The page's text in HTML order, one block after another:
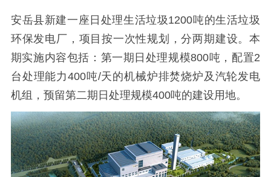
安岳县新建一座日处理生活垃圾1200吨的生活垃圾
环保发电厂，项目按一次性规划，分两期建设。本
期实施内容包括：第一期日处理规模800吨，配置2
台处理能力400吨/天的机械炉排焚烧炉及汽轮发电
机组，预留第二期日处理规模400吨的建设用地。